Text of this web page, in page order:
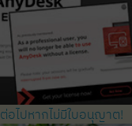
อไปหากไม่มีใบอนุญาต!